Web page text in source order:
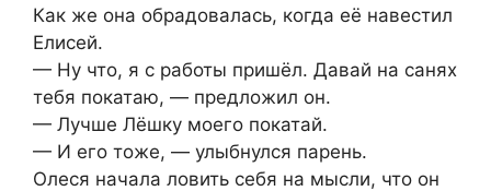
Как же она обрадовалась, когда её навестил
Елисей.
— Ну что, я с работы пришёл. Давай на санях
тебя покатаю, — предложил он.
— Лучше Лёшку моего покатай.
— И его тоже, — улыбнулся парень.
Олеся начала ловить себя на мысли, что он